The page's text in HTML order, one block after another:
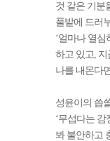
것 같은 기분
풀밭에 드러
‘얼마나 열
하고 있고,
나를 내몬다
성윤이의 씁
‘무섭다는
봐 불안하고